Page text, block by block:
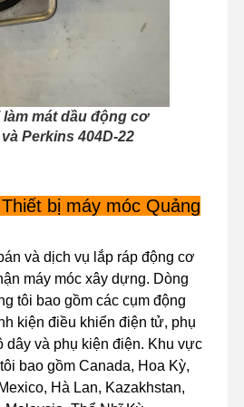
mát dầu động cơ
Perkins 404D-22
bị máy móc Quảng
và dịch vụ lắp ráp động cơ
máy móc xây dựng. Dòng
tôi bao gồm các cụm động
kiện điều khiển điện tử, phụ
dây và phụ kiện điện. Khu vực
bao gồm Canada, Hoa Kỳ,
Hà Lan, Kazakhstan,